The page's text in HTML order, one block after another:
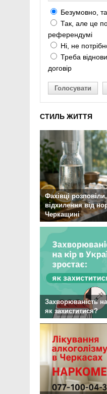
Безумовно,
Так, але це
референдумі
Ні, не
Треба
договір
Голосувати
СТИЛЬ ЖИТТЯ
Фахівці
відхилення від
Черкащині
Захворюваність
як захиститися?